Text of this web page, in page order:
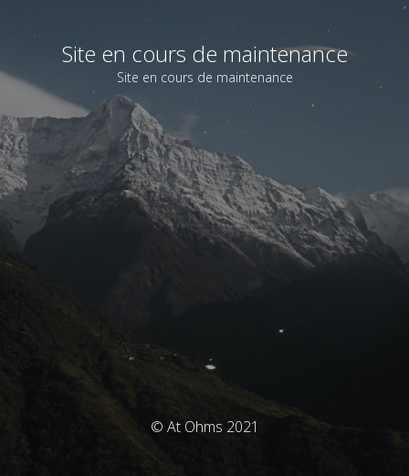
Site en cours de maintenance
Site en cours de maintenance
© At Ohms 2021